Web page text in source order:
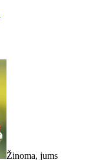
Žinoma, jums